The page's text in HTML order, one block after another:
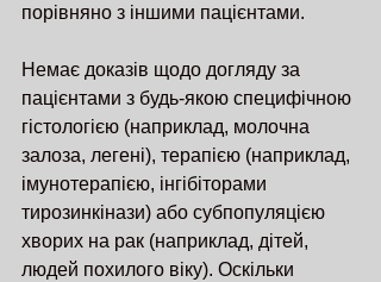
порівняно з іншими пацієнтами.
Немає доказів щодо догляду за
пацієнтами з будь-якою специфічною
гістологією (наприклад, молочна
залоза, легені), терапією (наприклад,
імунотерапією, інгібіторами
тирозинкінази) або субпопуляцією
хворих на рак (наприклад, дітей,
людей похилого віку). Оскільки